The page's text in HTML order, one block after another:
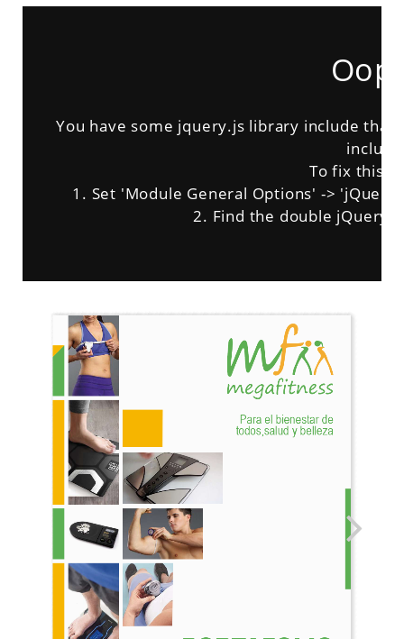
You have some jquery.js library include
To fix this,
1. Set 'Module General Options' -> 'jQuery
2. Find the double